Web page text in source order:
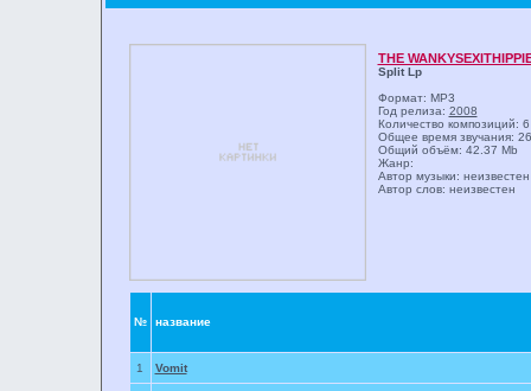
THE
Split Lp
Формат: MP3
Год релиза: 2008
Количество композиций: 6
Общее время звучания:
Общий объём: 42.37 Mb
Жанр:
Автор музыки: неизвестен
Автор слов: неизвестен
№ название
1 Vomit